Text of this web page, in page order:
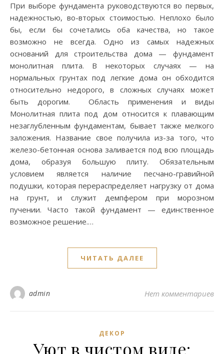
При выборе фундамента руководствуются во первых,
надежностью, во-вторых стоимостью. Неплохо было
бы, если бы сочетались оба качества, но такое
возможно не всегда. Одно из самых надежных
оснований для строительства дома — фундамент
монолитная плита. В некоторых случаях — на
нормальных грунтах под легкие дома он обходится
относительно недорого, в сложных случаях может
быть дорогим. Область применения и виды
Монолитная плита под дом относится к плавающим
незаглубленным фундаментам, бывает также мелкого
заложения. Название свое получила из-за того, что
железо-бетонная основа заливается под всю площадь
дома, образуя большую плиту. Обязательным
условием является наличие песчано-гравийной
подушки, которая перераспределяет нагрузку от дома
на грунт, и служит демпфером при морозном
пучении. Часто такой фундамент — единственное
возможное решение.…
ЧИТАТЬ ДАЛЕЕ
admin Нет комментариев
ДЕКОР
Уют в чистом виде: